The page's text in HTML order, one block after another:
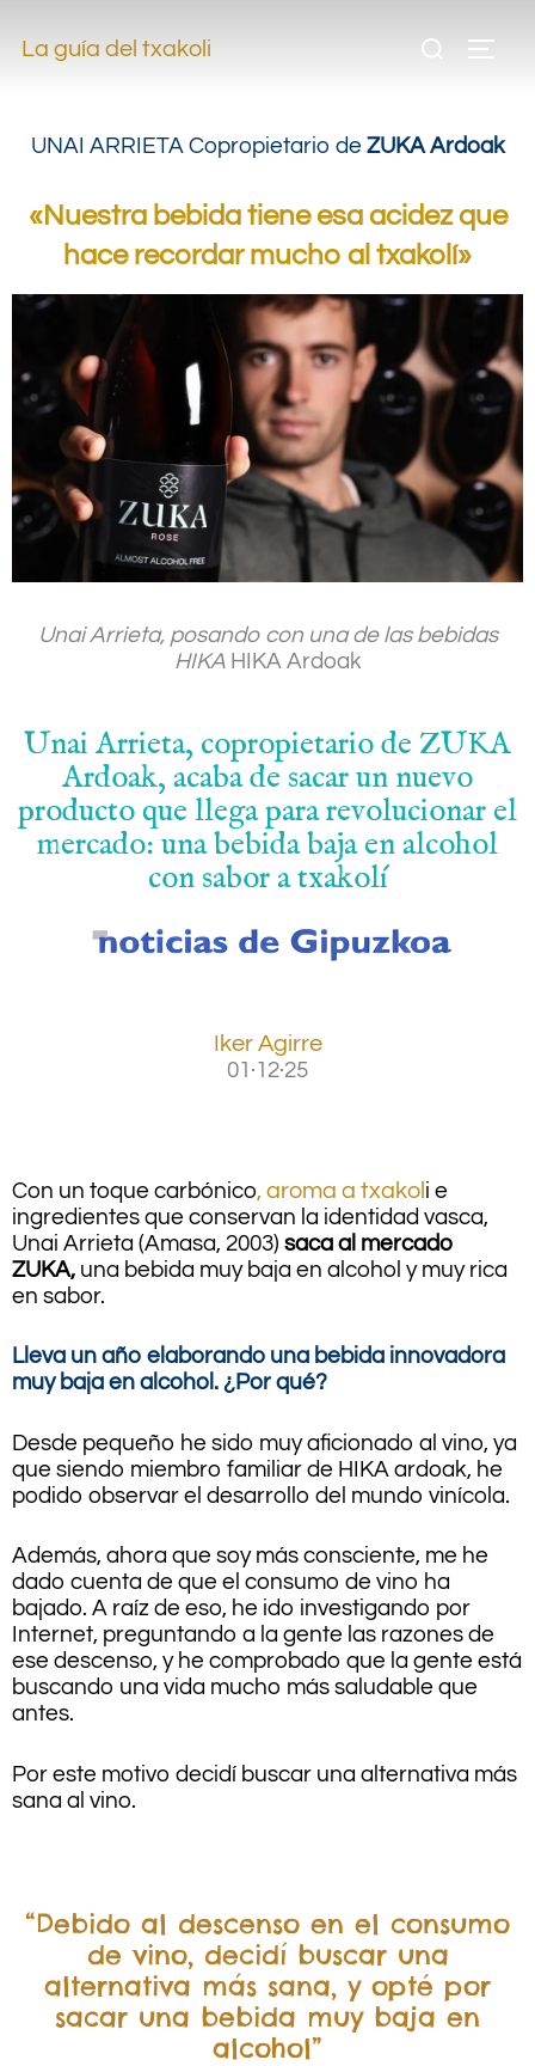
La guía del txakoli
UNAI ARRIETA Copropietario de ZUKA Ardoak
«Nuestra bebida tiene esa acidez que
hace recordar mucho al txakolí»
Unai Arrieta, posando con una de las bebidas
HIKAHIKA Ardoak
Unai Arrieta, copropietario de ZUKA
Ardoak, acaba de sacar un nuevo
producto que llega para revolucionar el
mercado: una bebida baja en alcohol
con sabor a txakolí
Iker Agirre
01·12·25
Con un toque carbónico, aroma a txakol i e
ingredientes que conservan la identidad vasca,
Unai Arrieta (Amasa, 2003) saca al mercado
ZUKA, una bebida muy baja en alcohol y muy rica
en sabor.
Lleva un año elaborando una bebida innovadora
muy baja en alcohol. ¿Por qué?
Desde pequeño he sido muy aficionado al vino, ya
que siendo miembro familiar de HIKA ardoak, he
podido observar el desarrollo del mundo vinícola.
Además, ahora que soy más consciente, me he
dado cuenta de que el consumo de vino ha
bajado. A raíz de eso, he ido investigando por
Internet, preguntando a la gente las razones de
ese descenso, y he comprobado que la gente está
buscando una vida mucho más saludable que
antes.
Por este motivo decidí buscar una alternativa más
sana al vino.
“Debido al descenso en el consumo
de vino, decidí buscar una
alternativa más sana, y opté por
sacar una bebida muy baja en
alcohol”